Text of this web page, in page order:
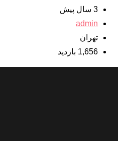
3 سال پیش
admin
تهران
1,656 بازدید